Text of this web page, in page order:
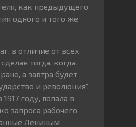
как предыдущего
одного и того же
в отличие от всех
тогда, когда
а завтра будет
и революция”,
1917 году, попала в
запроса рабочего
Лениным